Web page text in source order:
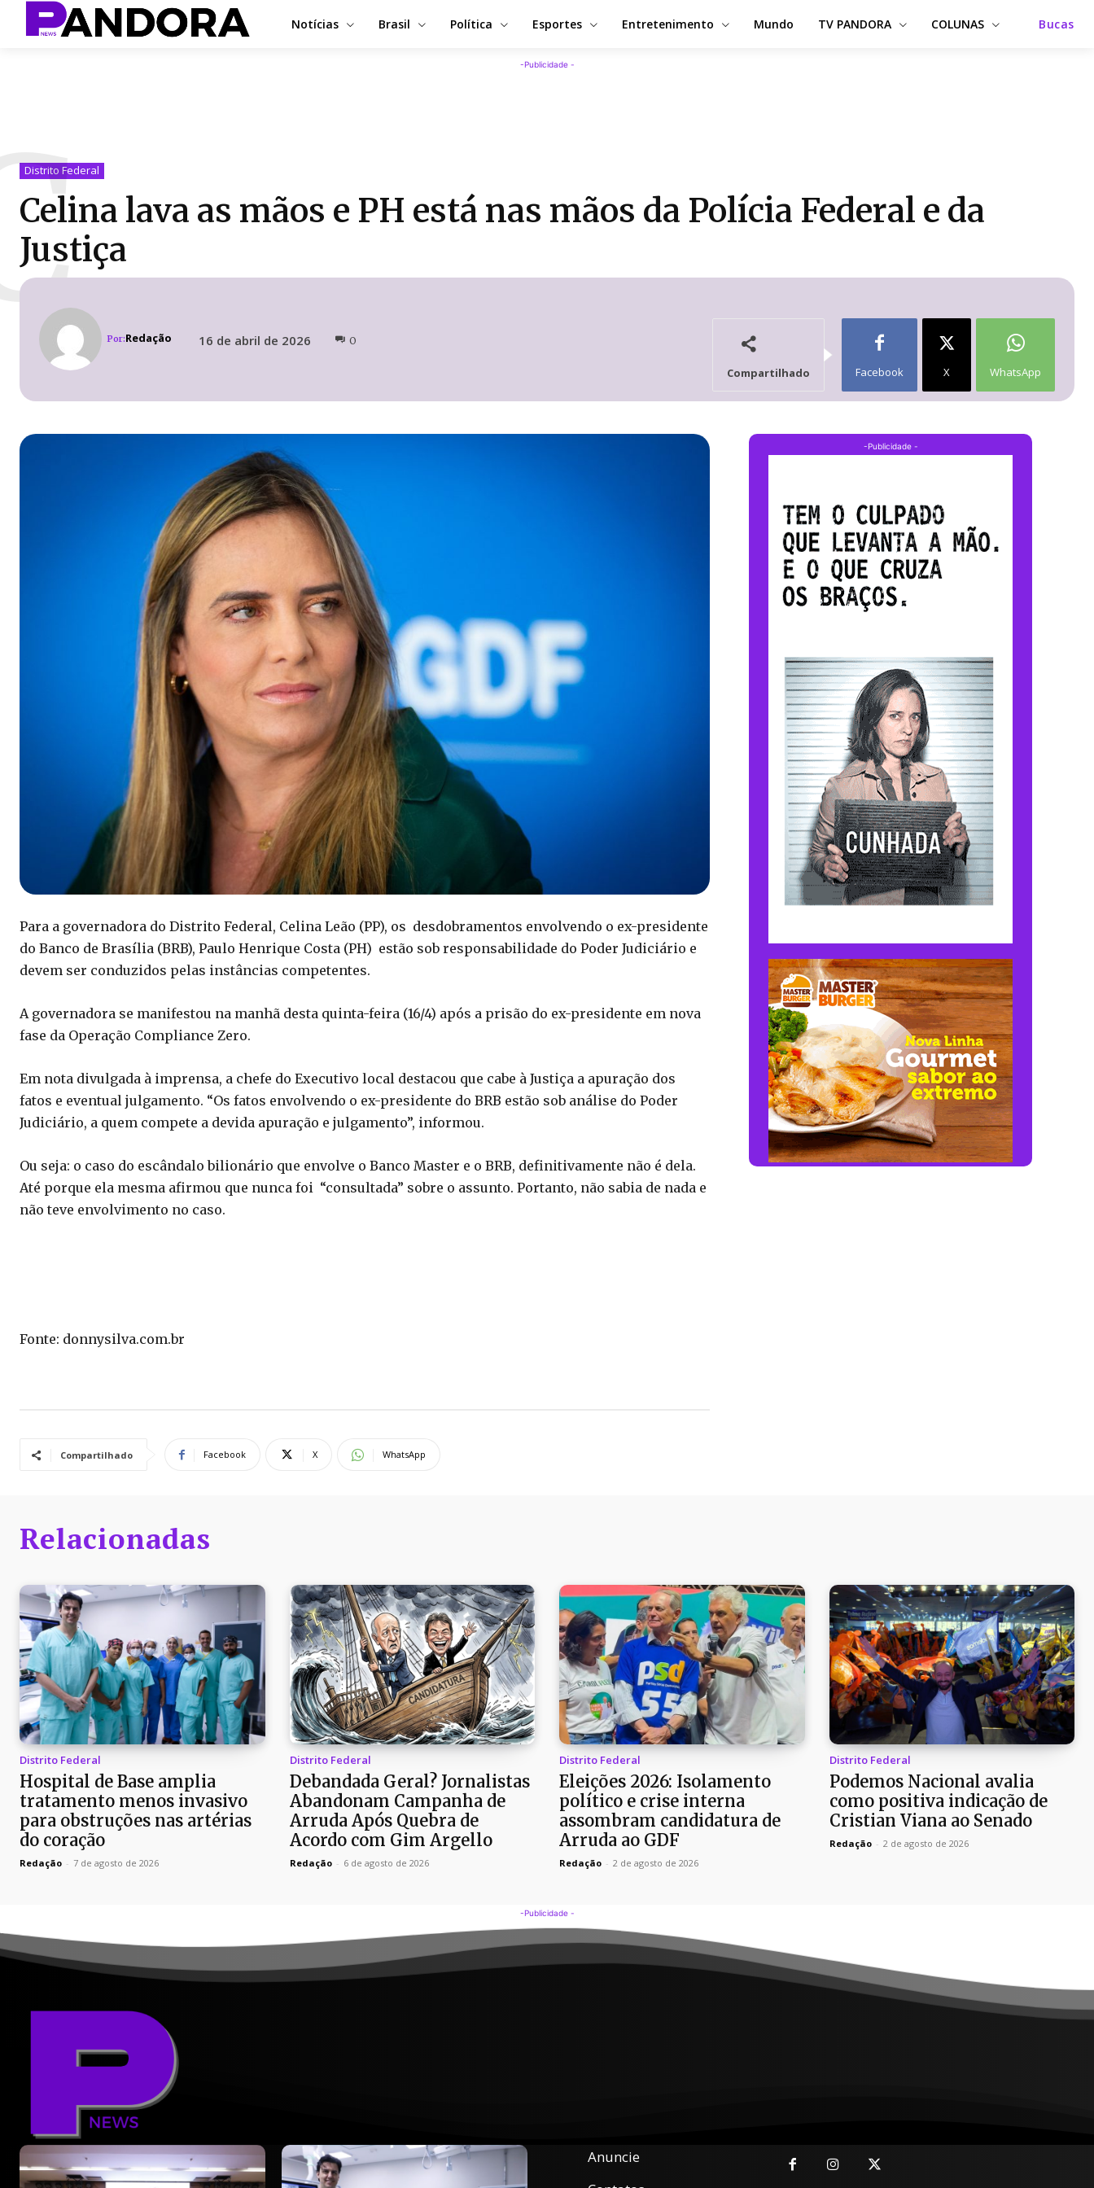
Notícias Brasil Política Esportes Entretenimento Mundo TV PANDORA COLUNAS Bucas
-Publicidade -
Distrito Federal
Celina lava as mãos e PH está nas mãos da Polícia Federal e da
Justiça
Por:Redação 16 de abril de 2026 0
Compartilhado Facebook X WhatsApp
Para a governadora do Distrito Federal, Celina Leão (PP), os desdobramentos envolvendo o ex-presidente
do Banco de Brasília (BRB), Paulo Henrique Costa (PH) estão sob responsabilidade do Poder Judiciário e
devem ser conduzidos pelas instâncias competentes.
A governadora se manifestou na manhã desta quinta-feira (16/4) após a prisão do ex-presidente em nova
fase da Operação Compliance Zero.
Em nota divulgada à imprensa, a chefe do Executivo local destacou que cabe à Justiça a apuração dos
fatos e eventual julgamento. “Os fatos envolvendo o ex-presidente do BRB estão sob análise do Poder
Judiciário, a quem compete a devida apuração e julgamento”, informou.
Ou seja: o caso do escândalo bilionário que envolve o Banco Master e o BRB, definitivamente não é dela.
Até porque ela mesma afirmou que nunca foi “consultada” sobre o assunto. Portanto, não sabia de nada e
não teve envolvimento no caso.
Fonte: donnysilva.com.br
Compartilhado Facebook X WhatsApp
-Publicidade -
Relacionadas
Distrito Federal
Hospital de Base amplia
tratamento menos invasivo
para obstruções nas artérias
do coração
Redação - 7 de agosto de 2026
Distrito Federal
Debandada Geral? Jornalistas
Abandonam Campanha de
Arruda Após Quebra de
Acordo com Gim Argello
Redação - 6 de agosto de 2026
Distrito Federal
Eleições 2026: Isolamento
político e crise interna
assombram candidatura de
Arruda ao GDF
Redação - 2 de agosto de 2026
Distrito Federal
Podemos Nacional avalia
como positiva indicação de
Cristian Viana ao Senado
Redação - 2 de agosto de 2026
-Publicidade -
Anuncie